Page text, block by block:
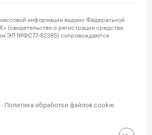
информации выдано Федеральной
(свидетельство о регистрации средства
ЭЛ №ФС77-82385) сопровождаются
Политика обработки файлов cookie